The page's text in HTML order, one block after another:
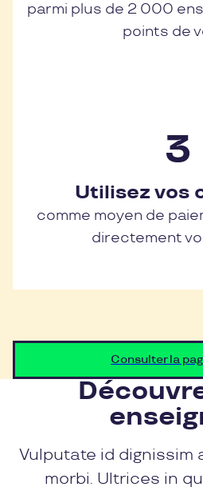
parmi plus de 2 000
points de
Utilisez vos
comme moyen de
directement
Consulter la
Vulputate id dignissim
morbi. Ultrices in